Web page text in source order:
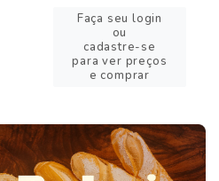
Faça seu login
ou
cadastre-se
para ver preços
e comprar